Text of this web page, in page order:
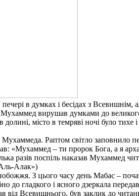
в думках і бесідах з Всевишнім,
Мухаммед вирушав думками до
місто в темряві ночі було тихе
Раптом світло заповнило
«Мухаммед – ти пророк Бога, а я
разів поспіль наказав Мухаммед
Алак»)
З цього часу день Мабас –
до гладкого і ясного дзеркала
від Всевишнього, був заклик до